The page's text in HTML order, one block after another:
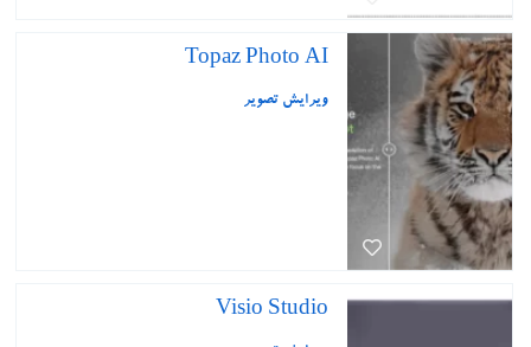
Topaz Photo AI
ویرایش تصویر
Visio Studio